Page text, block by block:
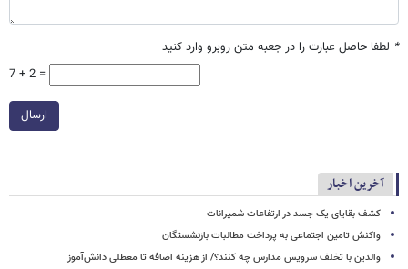
* لطفا حاصل عبارت را در جعبه متن روبرو وارد کنید
7 + 2 =
ارسال
آخرین اخبار
کشف بقایای یک جسد در ارتفاعات شمیرانات
واکنش تامین اجتماعی به پرداخت مطالبات بازنشستگان
والدین با تخلف سرویس مدارس چه کنند؟/ از هزینه اضافه تا معطلی دانش‌آموز